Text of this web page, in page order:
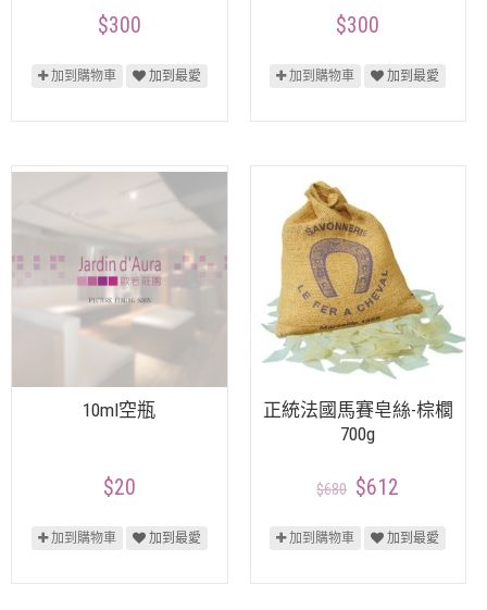
$300
加到購物車 加到最愛
$300
加到購物車 加到最愛
10ml空瓶
$20
加到購物車 加到最愛
正統法國馬賽皂絲-棕櫚
700g
$680 $612
加到購物車 加到最愛